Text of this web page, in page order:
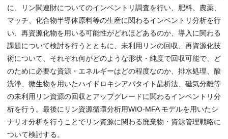
に、リン関連財についてのインベントリ調査を行い、肥料、農薬、
マッチ、化合物半導体原料等の生産に関わるインベントリ分析を行
い、再資源化物を用いる可能性がどれほどあるのか、導入に関わる
課題について検討を行うとともに、未利用リンの回収、再資源化技
術について、それぞれ何がどのような形状・純度で回収可能で、ど
のために必要な資源・エネルギーはどの程度なのか、排水処理、酸
洗浄、微生物を用いたハイドロキシアパタイト晶析法、磁気分離等
の未利用リン資源の回収とアップグレードに関わるインベントリ分
析を行う。最後にリン資源循環分析用WIO-MFA モデルを用いたシ
ナリオ分析を行うことでリン資源に関わる廃棄物・資源管理戦略に
ついて検討する。